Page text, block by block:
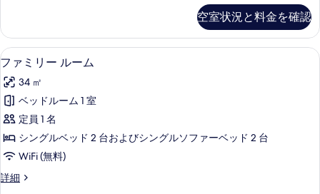
真
を
表
示
す
る
ビ
ュ
ー
の
す
べ
て
の
写
ス
イ
ー
シ
ー
ュ
ー
の
詳
細
空室状況と料金を確認
フ
ァ
ミ
リ
ー
ル
ー
ム
ミニバー、デスク、WiFi (無料)、客
6
ファミリー ルーム
34 ㎡
ベッドルーム 1 室
定員 1 名
シングルベッド 2 台およびシングルソファーベッド 2 台
WiFi (無料)
詳細
フ